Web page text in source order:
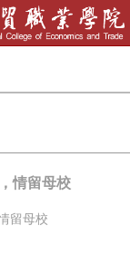
情留母校
留母校